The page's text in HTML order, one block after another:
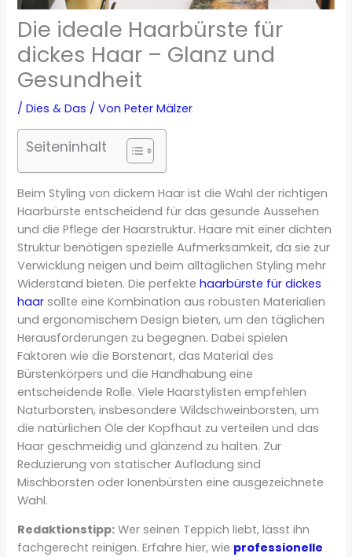
Die ideale Haarbürste für
dickes Haar – Glanz und
Gesundheit
/Dies & Das / VonPeter Mälzer
Seiteninhalt
Beim Styling von dickem Haar ist die Wahl der richtigen
Haarbürste entscheidend für das gesunde Aussehen
und die Pflege der Haarstruktur. Haare mit einer dichten
Struktur benötigen spezielle Aufmerksamkeit, da sie zur
Verwicklung neigen und beim alltäglichen Styling mehr
Widerstand bieten. Die perfektehaarbürste für dickes
haar sollte eine Kombination aus robusten Materialien
und ergonomischem Design bieten, um den täglichen
Herausforderungen zu begegnen. Dabei spielen
Faktoren wie die Borstenart, das Material des
Bürstenkörpers und die Handhabung eine
entscheidende Rolle. Viele Haarstylisten empfehlen
Naturborsten, insbesondere Wildschweinborsten, um
die natürlichen Öle der Kopfhaut zu verteilen und das
Haar geschmeidig und glänzend zu halten. Zur
Reduzierung von statischer Aufladung sind
Mischborsten oder Ionenbürsten eine ausgezeichnete
Wahl.
Redaktionstipp: Wer seinen Teppich liebt, lässt ihn
fachgerecht reinigen. Erfahre hier, wie professionelle